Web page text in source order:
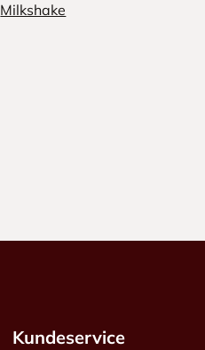
Milkshake
Kundeservice